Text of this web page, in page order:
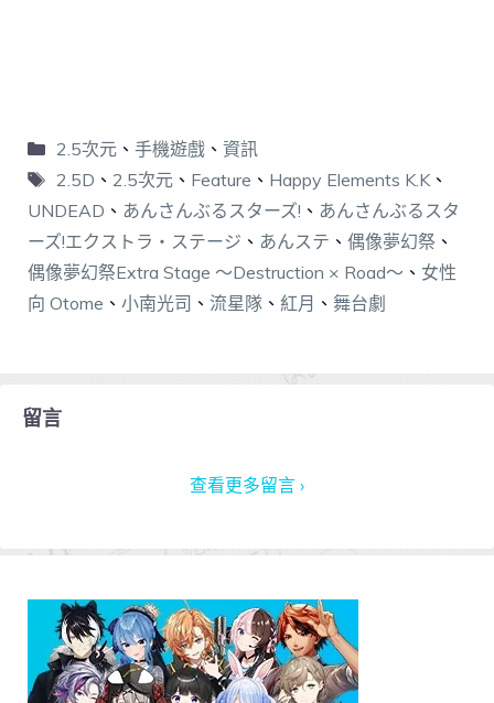
2.5次元、 手機遊戲、 資訊
2.5D 、 2.5次元、 Feature 、 Happy Elements K.K、
UNDEAD 、 あんさんぶるスターズ! 、 あんさんぶるスタ
ーズ!エクストラ・ステージ 、 あんステ 、 偶像夢幻祭 、
偶像夢幻祭Extra Stage ～Destruction × Road～ 、 女性
向 Otome 、 小南光司 、 流星隊 、 紅月 、 舞台劇
留言
查看更多留言 ›